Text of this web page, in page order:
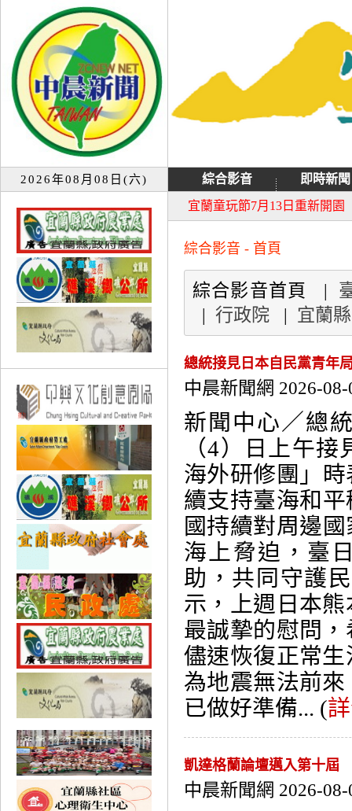
2026年08月08日(六) 綜合影音
即時新聞
宜蘭童玩節7月13日重新開園
大同音樂祭延期至8月9日禮
綜合影音 - 首頁
綜合影音首頁 |
| 行政院 | 宜蘭縣
總統接見日本自民黨青
中晨新聞網 2026-08-
新聞中心／總
（4）日上午
海外研修團」
續支持臺海和
國持續對周邊
海上脅迫，臺
助，共同守護
示，上週日本
最誠摯的慰問
儘速恢復正常
為地震無法前
已做好準備... (
凱達格蘭論壇邁入第十屆
中晨新聞網 2026-08-